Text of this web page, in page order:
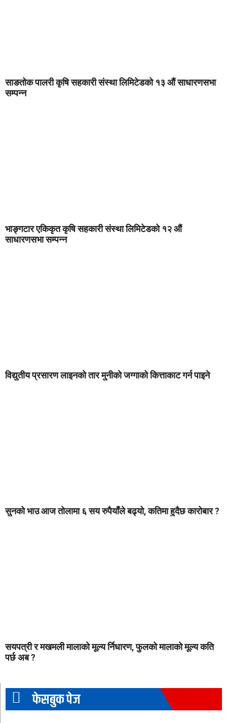
साङतोक पालरी कृषि सहकारी संस्था लिमिटेडको १३ औं साधारणसभा
सम्पन्न
भाङ्गटार एकिकृत कृषि सहकारी संस्था लिमिटेडको १२ औं
साधारणसभा सम्पन्न
विद्युतीय प्रसारण लाइनको तार मुनीको जग्गाको कित्ताकाट गर्न पाइने
सुनको भाउ आज तोलामा ६ सय रुपैयाँले बढ्यो, कतिमा हुदैछ कारोबार ?
सयपत्री र मखमली मालाको मूल्य र्निधारण, फुलको मालाको मूल्य कति
पर्छ अब ?
फेसबुक पेज